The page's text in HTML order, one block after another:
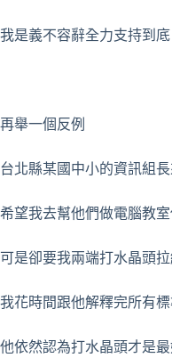
我是義不容辭全力支持到底
再舉一個反例
台北縣某國中小的資訊組
希望我去幫他們做電腦教
可是卻要我兩端打水晶頭
我花時間跟他解釋完所有
他依然認為打水晶頭才是